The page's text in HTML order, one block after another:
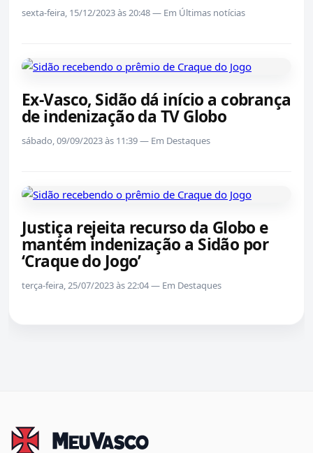
sexta-feira, 15/12/2023 às 20:48 — Em Últimas notícias
Ex-Vasco, Sidão dá início a cobrança
de indenização da TV Globo
sábado, 09/09/2023 às 11:39 — Em Destaques
Justiça rejeita recurso da Globo e
mantém indenização a Sidão por
‘Craque do Jogo’
terça-feira, 25/07/2023 às 22:04 — Em Destaques